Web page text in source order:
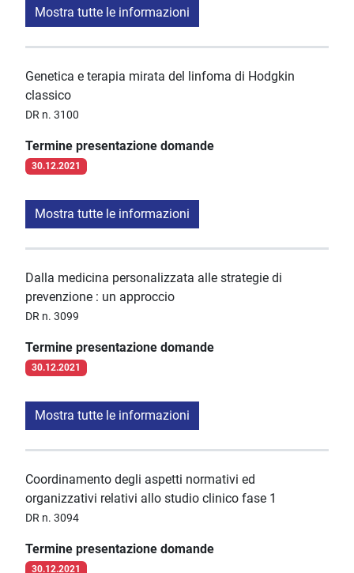
Mostra tutte le informazioni
Genetica e terapia mirata del linfoma di Hodgkin
classico
DR n. 3100
Termine presentazione domande
30.12.2021
Mostra tutte le informazioni
Dalla medicina personalizzata alle strategie di
prevenzione : un approccio
DR n. 3099
Termine presentazione domande
30.12.2021
Mostra tutte le informazioni
Coordinamento degli aspetti normativi ed
organizzativi relativi allo studio clinico fase 1
DR n. 3094
Termine presentazione domande
30.12.2021